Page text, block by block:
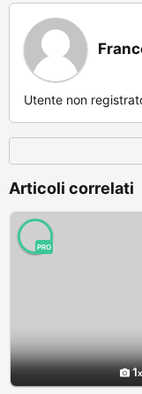
Utente non
Articoli correlati
1
PRO